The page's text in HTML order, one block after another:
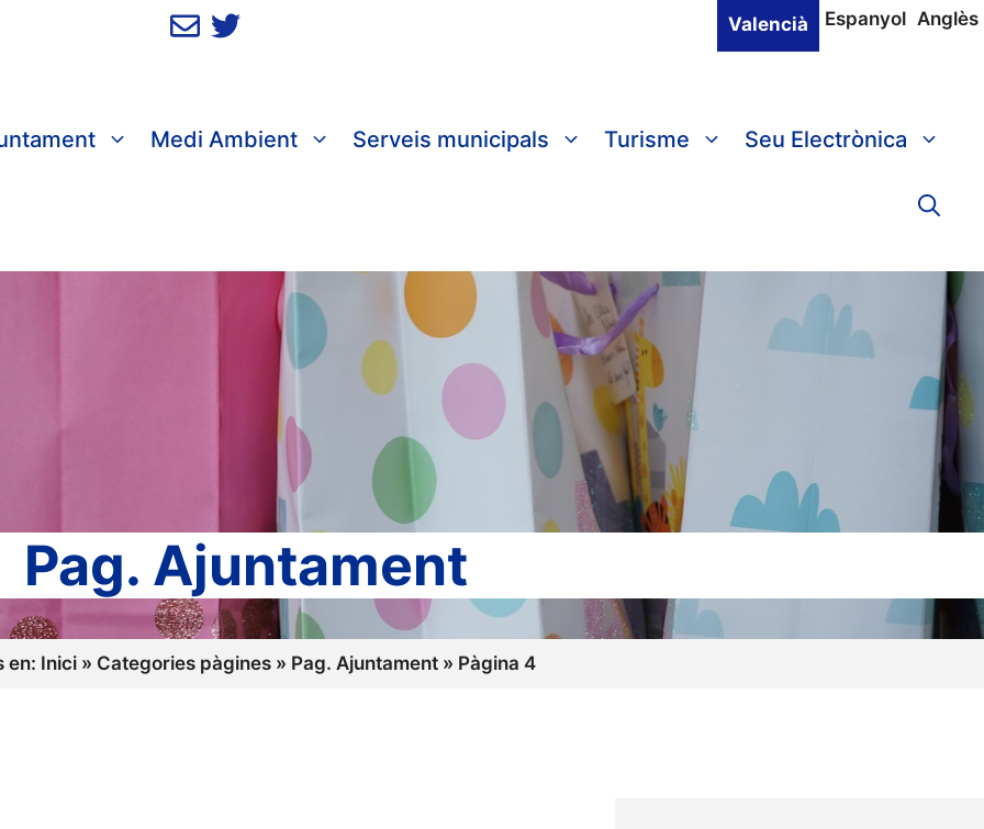
Valencià Espanyol Anglès
Medi Ambient Serveis municipals Turisme Seu Electrònica
Pag. Ajuntament
en: Inici » Categories pàgines » Pag. Ajuntament » Pàgina 4